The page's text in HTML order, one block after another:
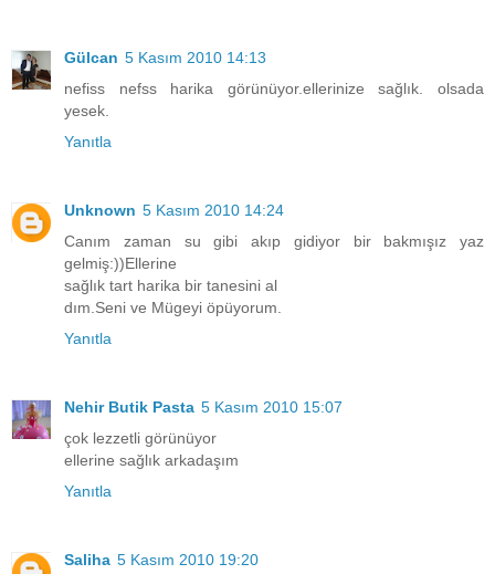
Gülcan 5 Kasım 2010 14:13
nefiss nefss harika görünüyor.ellerinize sağlık. olsada
yesek.
Yanıtla
Unknown 5 Kasım 2010 14:24
Canım zaman su gibi akıp gidiyor bir bakmışız yaz
gelmiş:))Ellerine
sağlık tart harika bir tanesini al
dım.Seni ve Mügeyi öpüyorum.
Yanıtla
Nehir Butik Pasta 5 Kasım 2010 15:07
çok lezzetli görünüyor
ellerine sağlık arkadaşım
Yanıtla
Saliha 5 Kasım 2010 19:20